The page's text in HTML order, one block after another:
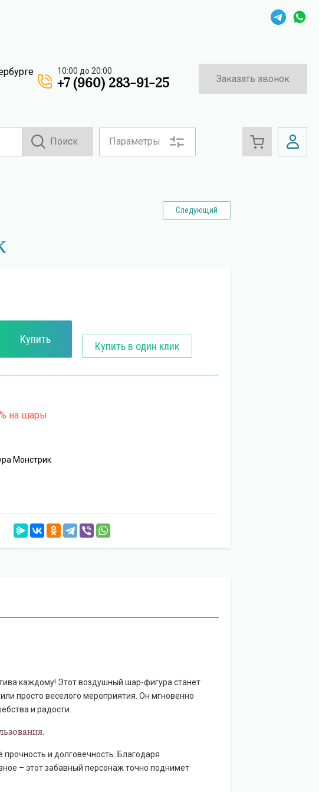
Заказать звонок
10:00 до 20:00
+7 (960) 283-91-25
Поиск Параметры
Следующий
Купить
Купить в один клик
на шары
Монстрик
каждому! Этот воздушный шар-фигура станет
просто веселого мероприятия. Он мгновенно
и радости.
и долговечность. Благодаря
– этот забавный персонаж точно поднимет